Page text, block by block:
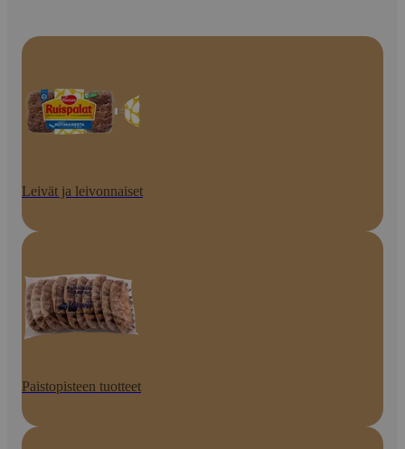
Leivät ja leivonnaiset
Paistopisteen tuotteet